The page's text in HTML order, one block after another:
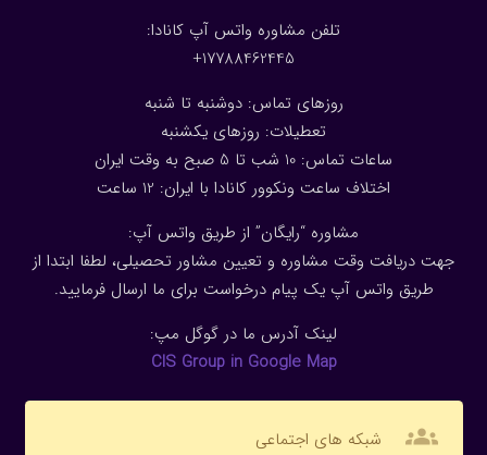
تلفن مشاوره واتس آپ کانادا:
17788462445+
روزهای تماس: دوشنبه تا شنبه
تعطیلات: روزهای یکشنبه
ساعات تماس: 10 شب تا 5 صبح به وقت ایران
اختلاف ساعت ونکوور کانادا با ایران: 1 2 ساعت
مشاوره “رایگان” از طریق واتس آپ:
جهت دریافت وقت مشاوره و تعیین مشاور تحصیلی، لطفا ابتدا از
طریق واتس آپ یک پیام درخواست برای ما ارسال فرمایید.
لینک آدرس ما در گوگل مپ:
CIS Group in Google Map
groups شبکه های اجتماعی